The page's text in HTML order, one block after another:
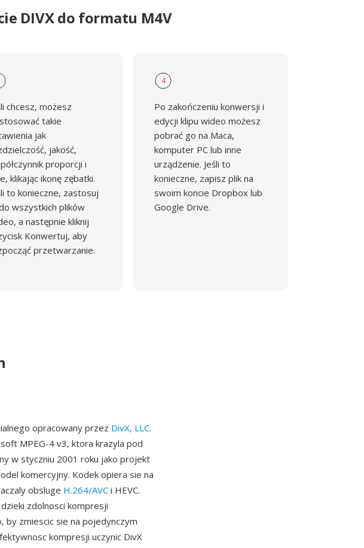
DIVX do formatu M4V
chcesz, możesz
takie
jak
jakość,
proporcji i
klikając ikonę zębatki.
to konieczne, zastosuj
wszystkich plików
a następnie kliknij
Konwertuj, aby
przetwarzanie.
4
Po zakończeniu konwersji i
edycji klipu wideo możesz
pobrać go na Maca,
komputer PC lub inne
urządzenie. Jeśli to
konieczne, zapisz plik na
swoim koncie Dropbox lub
Google Drive.
opracowany przez DivX, LLC.
MPEG-4 v3, ktora krazyla pod
w styczniu 2001 roku jako projekt
komercyjny. Kodek opiera sie na
obsluge H.264/AVC i HEVC.
zdolnosci kompresji
zmiescic sie na pojedynczym
kompresji uczynic DivX